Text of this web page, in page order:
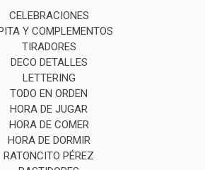
CELEBRACIONES
Y COMPLEMENTOS
TIRADORES
DECO DETALLES
LETTERING
TODO EN ORDEN
HORA DE JUGAR
HORA DE COMER
HORA DE DORMIR
RATONCITO PÉREZ